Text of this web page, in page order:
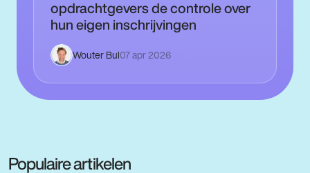
opdrachtgevers de controle over
hun eigen inschrijvingen
Wouter Bul07 apr 2026
Populaire artikelen